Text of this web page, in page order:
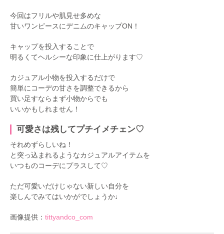
今回はフリルや肌見せ多めな
甘いワンピースにデニムのキャップON！
キャップを投入することで
明るくてヘルシーな印象に仕上がります♡
カジュアル小物を投入するだけで
簡単にコーデの甘さを調整できるから
買い足すならまず小物からでも
いいかもしれません！
可愛さは残してプチイメチェン♡
それめずらしいね！
と突っ込まれるようなカジュアルアイテムを
いつものコーデにプラスして♡
ただ可愛いだけじゃない新しい自分を
楽しんでみてはいかがでしょうか♩
画像提供： tittyandco_com